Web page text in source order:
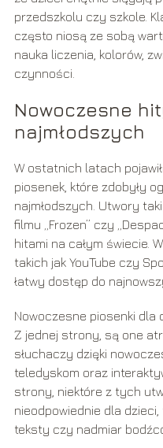
przedszkolu czy szkole.
często niosą ze sobą
nauka liczenia, kolorów,
czynności.
Nowoczesne
najmłodszych
W ostatnich latach
piosenek, które zdobyły
najmłodszych. Utwory
filmu „Frozen” czy
hitami na całym świecie.
takich jak YouTube czy
łatwy dostęp do
Nowoczesne piosenki dla
Z jednej strony, są one
słuchaczy dzięki
teledyskom oraz
strony, niektóre z tych
nieodpowiednie dla
teksty czy nadmiar